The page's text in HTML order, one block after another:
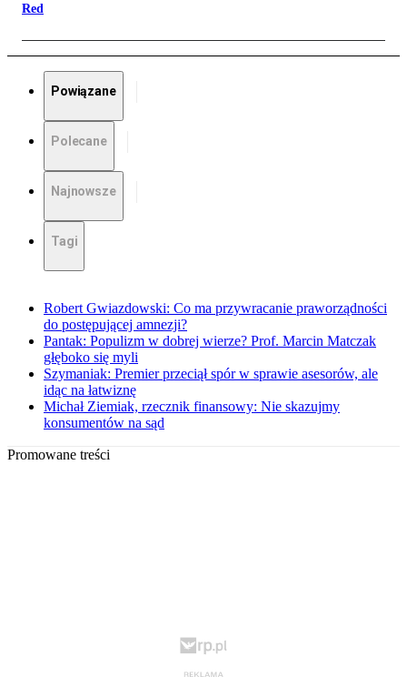
Red
Powiązane
Polecane
Najnowsze
Tagi
Robert Gwiazdowski: Co ma przywracanie praworządności
do postępującej amnezji?
Pantak: Populizm w dobrej wierze? Prof. Marcin Matczak
głęboko się myli
Szymaniak: Premier przeciął spór w sprawie asesorów, ale
idąc na łatwiznę
Michał Ziemiak, rzecznik finansowy: Nie skazujmy
konsumentów na sąd
Promowane treści